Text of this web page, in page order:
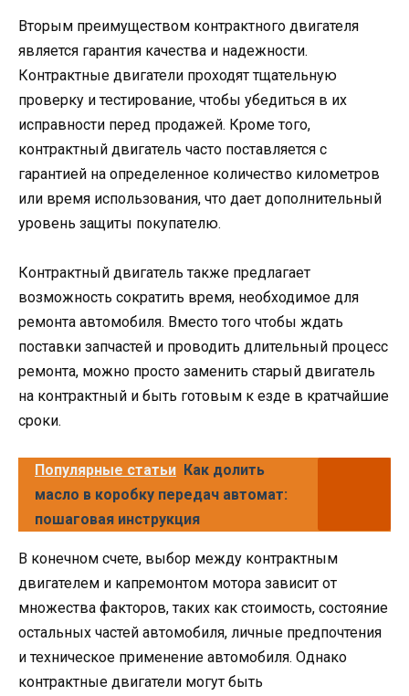
Вторым преимуществом контрактного двигателя
является гарантия качества и надежности.
Контрактные двигатели проходят тщательную
проверку и тестирование, чтобы убедиться в их
исправности перед продажей. Кроме того,
контрактный двигатель часто поставляется с
гарантией на определенное количество километров
или время использования, что дает дополнительный
уровень защиты покупателю.
Контрактный двигатель также предлагает
возможность сократить время, необходимое для
ремонта автомобиля. Вместо того чтобы ждать
поставки запчастей и проводить длительный процесс
ремонта, можно просто заменить старый двигатель
на контрактный и быть готовым к езде в кратчайшие
сроки.
Популярные статьи Как долить
масло в коробку передач автомат:
пошаговая инструкция
В конечном счете, выбор между контрактным
двигателем и капремонтом мотора зависит от
множества факторов, таких как стоимость, состояние
остальных частей автомобиля, личные предпочтения
и техническое применение автомобиля. Однако
контрактные двигатели могут быть